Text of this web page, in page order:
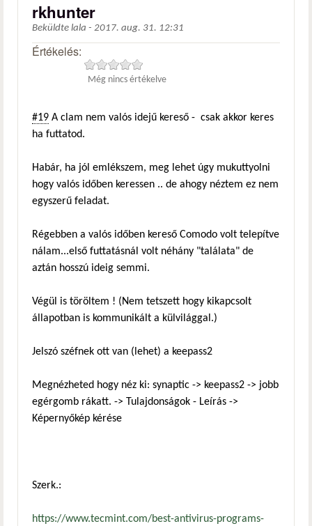
rkhunter
Beküldte lala - 2017. aug. 31. 12:31
Értékelés:
Még nincs értékelve
#19 A clam nem valós idejű kereső - csak akkor keres
ha futtatod.
Habár, ha jól emlékszem, meg lehet úgy mukuttyolni
hogy valós időben keressen .. de ahogy néztem ez nem
egyszerű feladat.
Régebben a valós időben kereső Comodo volt telepítve
nálam...első futtatásnál volt néhány "találata" de
aztán hosszú ideig semmi.
Végül is töröltem ! (Nem tetszett hogy kikapcsolt
állapotban is kommunikált a külvilággal.)
Jelszó széfnek ott van (lehet) a keepass2
Megnézheted hogy néz ki: synaptic -> keepass2 -> jobb
egérgomb rákatt. -> Tulajdonságok - Leírás ->
Képernyőkép kérése
Szerk.:
https://www.tecmint.com/best-antivirus-programs-